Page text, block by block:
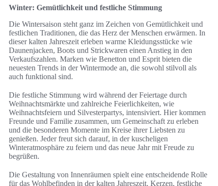
Winter: Gemütlichkeit und festliche Stimmung
Die Wintersaison steht ganz im Zeichen von Gemütlichkeit und
festlichen Traditionen, die das Herz der Menschen erwärmen. In
dieser kalten Jahreszeit erleben warme Kleidungsstücke wie
Daunenjacken, Boots und Strickwaren einen Anstieg in den
Verkaufszahlen. Marken wie Benetton und Esprit bieten die
neuesten Trends in der Wintermode an, die sowohl stilvoll als
auch funktional sind.
Die festliche Stimmung wird während der Feiertage durch
Weihnachtsmärkte und zahlreiche Feierlichkeiten, wie
Weihnachtsfeiern und Silvesterpartys, intensiviert. Hier kommen
Freunde und Familie zusammen, um Gemeinschaft zu erleben
und die besonderen Momente im Kreise ihrer Liebsten zu
genießen. Jeder freut sich darauf, in der kuscheligen
Winteratmosphäre zu feiern und das neue Jahr mit Freude zu
begrüßen.
Die Gestaltung von Innenräumen spielt eine entscheidende Rolle
für das Wohlbefinden in der kalten Jahreszeit. Kerzen, festliche